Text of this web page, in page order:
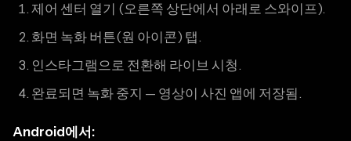
제어 센터 열기 (오른쪽 상단에서 아래로 스와이프).
화면 녹화 버튼(원 아이콘) 탭.
인스타그램으로 전환해 라이브 시청.
완료되면 녹화 중지 — 영상이 사진 앱에 저장됨.
Android에서: